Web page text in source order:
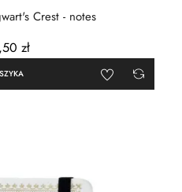
Crest - notes
zł